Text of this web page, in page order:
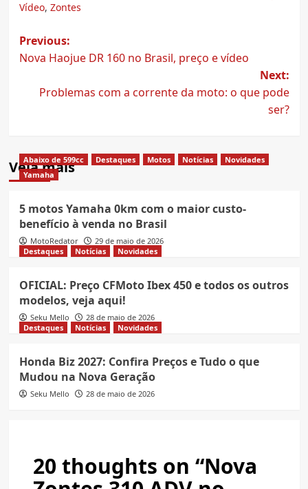
Vídeo, Zontes
Post
navigation
Previous:
Nova Haojue DR 160 no Brasil, preço e vídeo
Next:
Problemas com a corrente da moto: o que pode
ser?
Veja mais
Abaixo de 599cc Destaques Motos Notícias
Novidades
Yamaha
5 motos Yamaha 0km com o maior custo-
benefício à venda no Brasil
MotoRedator
29 de maio de 2026
Destaques
Notícias Novidades
OFICIAL: Preço CFMoto Ibex 450 e todos os outros
modelos, veja aqui!
Seku Mello
28 de maio de 2026
Destaques
Notícias Novidades
Honda Biz 2027: Confira Preços e Tudo o que
Mudou na Nova Geração
Seku Mello 28 de maio de 2026
20 thoughts on “Nova